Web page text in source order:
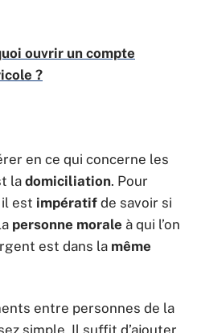
ouvrir un compte
?
en ce qui concerne les
la domiciliation. Pour
est impératif de savoir si
personne morale à qui l’on
est dans la même
entre personnes de la
simple. Il suffit d’ajouter